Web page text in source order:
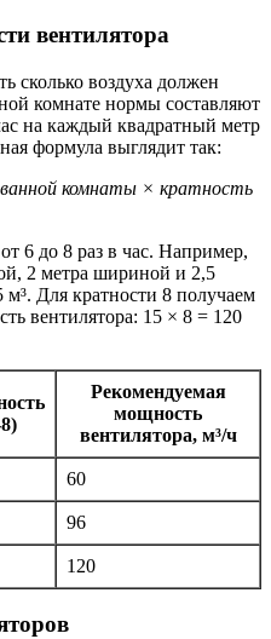
вентилятора
сколько воздуха должен
комнате нормы составляют
на каждый квадратный метр
формула выглядит так:
комнаты × кратность
6 до 8 раз в час. Например,
2 метра шириной и 2,5
Для кратности 8 получаем
вентилятора: 15 × 8 = 120
Рекомендуемая
мощность
вентилятора, м³/ч
60
96
120